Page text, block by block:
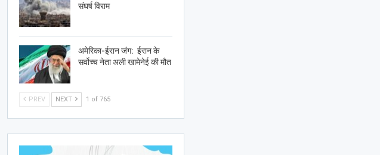
संघर्ष विराम
अमेरिका-ईरान जंग: ईरान के
सर्वोच्च नेता अली खामेनेई की मौत
PREV NEXT 1 of 765